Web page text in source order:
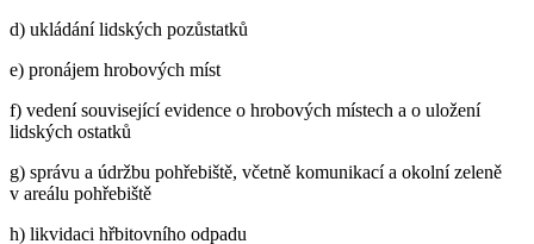
d) ukládání lidských pozůstatků
e) pronájem hrobových míst
f) vedení související evidence o hrobových místech a o uložení
lidských ostatků
g) správu a údržbu pohřebiště, včetně komunikací a okolní zeleně
v areálu pohřebiště
h) likvidaci hřbitovního odpadu